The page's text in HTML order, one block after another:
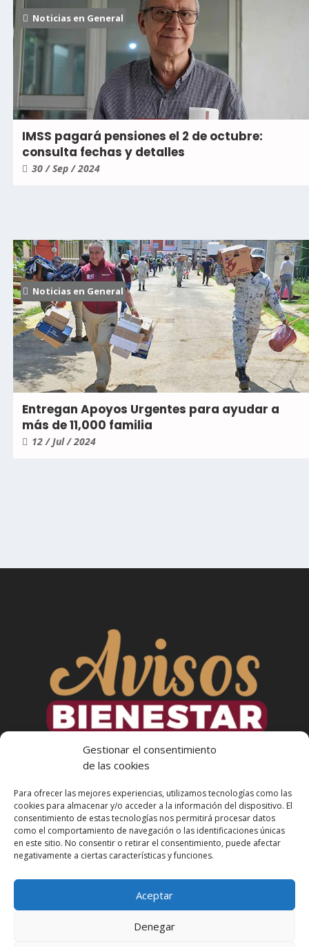
Gestionar el consentimiento
de las cookies
Para ofrecer las mejores experiencias, utilizamos tecnologías como las
cookies para almacenar y/o acceder a la información del dispositivo. El
consentimiento de estas tecnologías nos permitirá procesar datos
como el comportamiento de navegación o las identificaciones únicas
en este sitio. No consentir o retirar el consentimiento, puede afectar
negativamente a ciertas características y funciones.
Aceptar
Denegar
Noticias en General
IMSS pagará pensiones el 2 de octubre:
consulta fechas y detalles
30 / Sep / 2024
Noticias en General
Entregan Apoyos Urgentes para ayudar a
más de 11,000 familia
12 / Jul / 2024
Más Informacion